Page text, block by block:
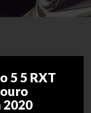
5 5 RXT
2020